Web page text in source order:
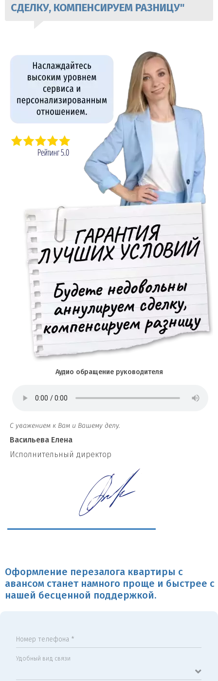
СДЕЛКУ, КОМПЕНСИРУЕМ РАЗНИЦУ"
Аудио обращение руководителя
С уважением к Вам и Вашему делу.
Васильева Елена
И сполнительный директор
Оформление перезалога квартиры с
авансом станет намного проще и быстрее с
нашей бесценной поддержкой.
Номер телефона *
Удобный вид связи